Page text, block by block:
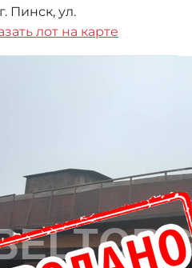
Пинск, ул.
лот на карте